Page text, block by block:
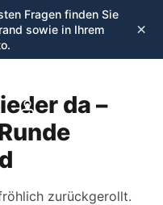
Fragen finden Sie
sowie in Ihrem
×
da –
zurückgerollt.